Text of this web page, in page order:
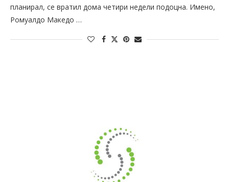
планирал, се вратил дома четири недели подоцна. Имено,
Ромуалдо Македо …